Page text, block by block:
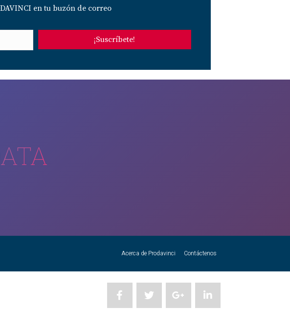
en tu buzón de correo
¡Suscríbete!
Acerca de Prodavinci Contáctenos